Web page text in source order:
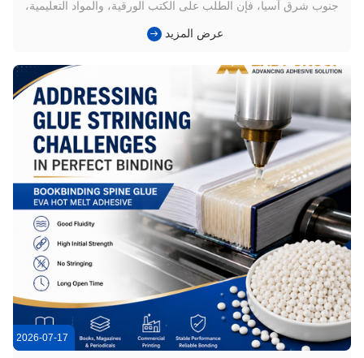
جنوب شرق آسيا، فإن الطلب على الكتب الورقية، والمواد التعليمية،
الطلب تبقى ثابتةالمطبعات التجارية تبحث بشكل متزايد عن حلول
عرض المزيد
2026-07-17